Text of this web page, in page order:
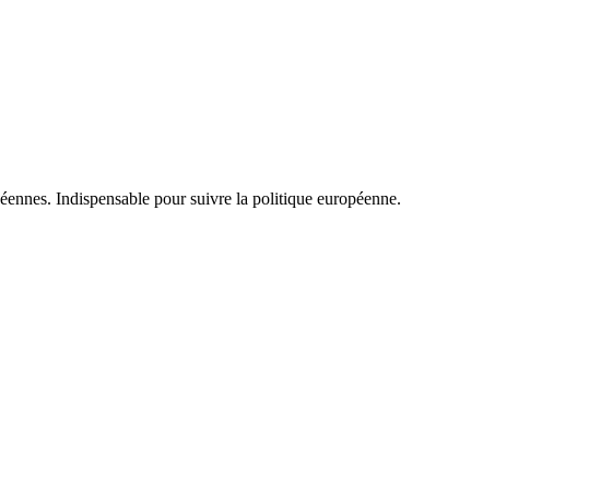
Indispensable pour suivre la politique européenne.